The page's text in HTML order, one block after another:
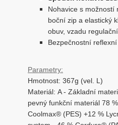
Nohavice s možností
boční zip a elastický
obuv, vzadu
Bezpečnostní
Parametry:
Hmotnost: 367g (vel. L)
Materiál: A - Základní
pevný funkční materiál 78
Coolmax® (PES) +12 %